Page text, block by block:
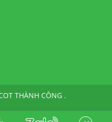
THÀNH CÔNG .